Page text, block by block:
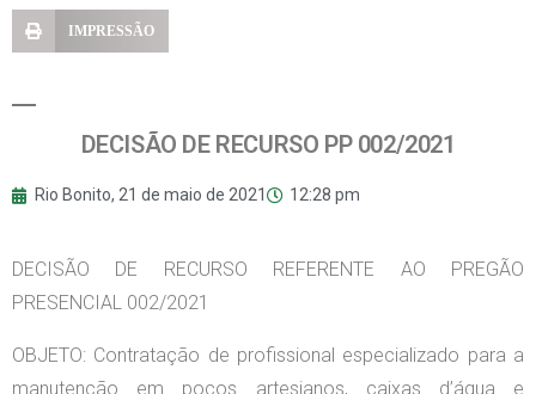
IMPRESSÃO
DECISÃO DE RECURSO PP 002/2021
Rio Bonito, 21 de maio de 2021 12:28 pm
DECISÃO DE RECURSO REFERENTE AO PREGÃO
PRESENCIAL 002/2021
OBJETO: Contratação de profissional especializado para a
manutenção em poços artesianos, caixas d’água e